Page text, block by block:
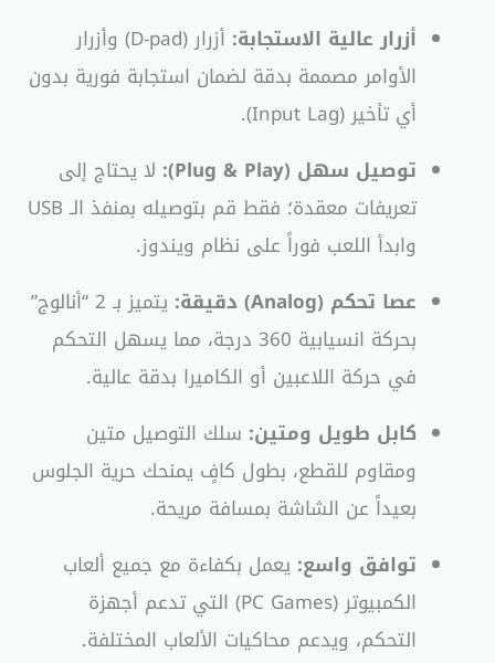
أزرار عالية الاستجابة:
أزرار (D-pad) وأزرار
الأوامر مصممة بدقة لضمان استجابة فورية بدون
أي تأخير (Input Lag).
توصيل سهل (Plug & Play):
لا يحتاج إلى
تعريفات معقدة؛ فقط قم بتوصيله بمنفذ الـ USB
وابدأ اللعب فوراً على نظام ويندوز.
عصا تحكم (Analog) دقيقة:
يتميز بـ 2 “أنالوج”
بحركة انسيابية 360 درجة، مما يسهل التحكم
في حركة اللاعبين أو الكاميرا بدقة عالية.
كابل طويل ومتين: سلك التوصيل متين
ومقاوم للقطع، بطول كافٍ يمنحك حرية الجلوس
بعيداً عن الشاشة بمسافة مريحة.
توافق واسع: يعمل بكفاءة مع جميع ألعاب
الكمبيوتر (PC Games) التي تدعم أجهزة
التحكم، ويدعم محاكيات الألعاب المختلفة.